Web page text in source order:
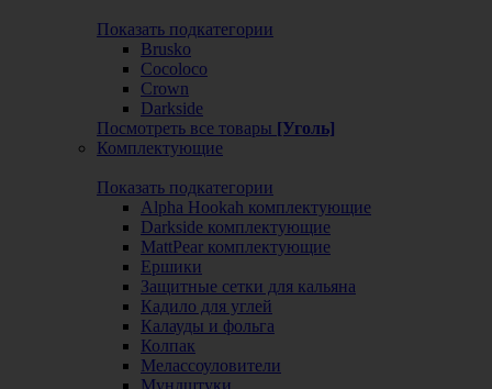
Показать подкатегории
Brusko
Cocoloco
Crown
Darkside
Посмотреть все товары [Уголь]
Комплектующие
Показать подкатегории
Alpha Hookah комплектующие
Darkside комплектующие
MattPear комплектующие
Ершики
Защитные сетки для кальяна
Кадило для углей
Калауды и фольга
Колпак
Мелассоуловители
Мундштуки